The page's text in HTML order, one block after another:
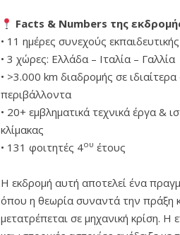
Facts & Numbers της
• 11 ημέρες συνεχούς
• 3 χώρες: Ελλάδα – Ιταλία – Γαλλία
• >3.000 km διαδρομής σε
περιβάλλοντα
• 20+ εμβληματικά τεχνικά έργα &
κλίμακας
• 131 φοιτητές 4ου έτους
Η εκδρομή αυτή αποτελεί ένα
όπου η θεωρία συναντά την πράξη
μετατρέπεται σε μηχανική κρίση. Η